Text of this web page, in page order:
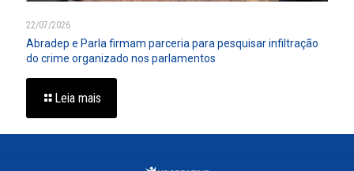
22/07/2026
Abradep e Parla firmam parceria para pesquisar infiltração
do crime organizado nos parlamentos
Leia mais